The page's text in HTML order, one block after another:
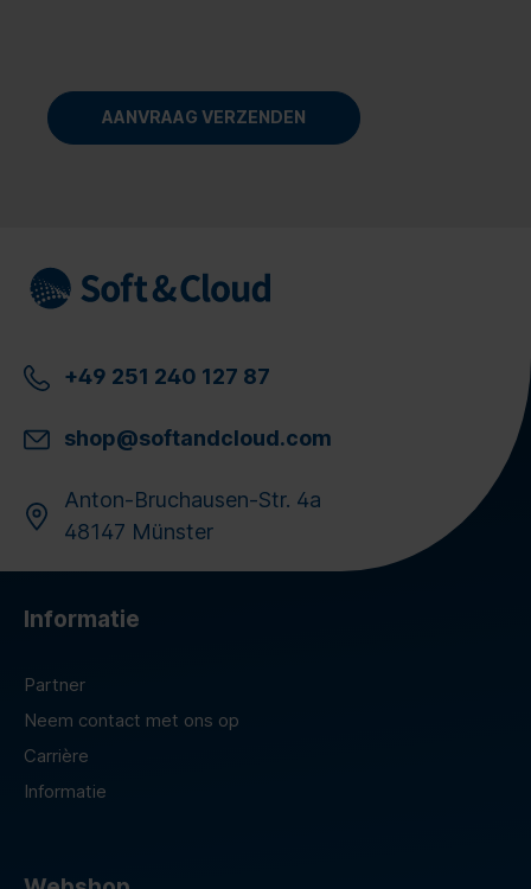
+49 251 240 127 87
shop@softandcloud.com
Anton-Bruchausen-Str. 4a
48147 Münster
Informatie
Partner
Neem contact met ons op
Carrière
Informatie